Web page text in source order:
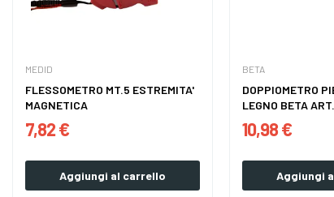
MEDID
FLESSOMETRO MT.5 ESTREMITA'
MAGNETICA
7,82 €
Aggiungi al carrello
BETA
DOPPIOMETRO
LEGNO BETA
10,98 €
Aggiungi